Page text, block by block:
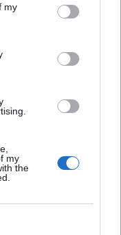
my
my
the
ukrán
–